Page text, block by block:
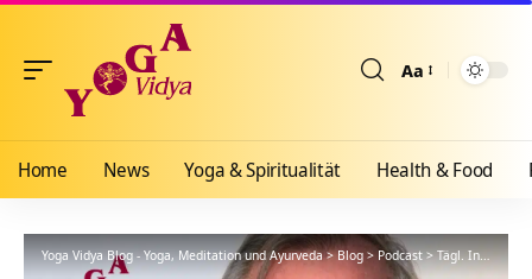
Aa
Home News Yoga & Spiritualität Health & Food
Yoga Vidya Blog - Yoga, Meditation und Ayurveda>Blog>Podcast>Tägl. Inspiration